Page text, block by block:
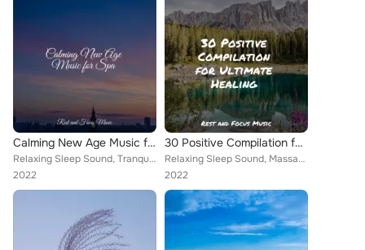
Calming New Age Music for Spa
Relaxing Sleep Sound, Tranquil Music Sound of Nature, Tinnitus Aid
2022
30 Positive Compilation for Ultimate Healing
Relaxing Sleep Sound, Massage, The Sleep Specialist
2022